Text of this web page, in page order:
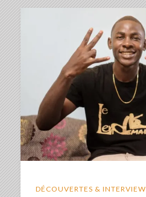
DÉCOUVERTES & INTERVIEW